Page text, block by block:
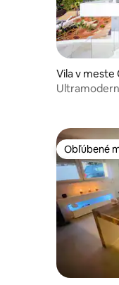
Vila v meste
Obľúbené
Obľúbené